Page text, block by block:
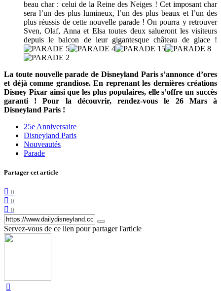
beau char : celui de la Reine des Neiges ! Cet imposant char
sera l’un des plus lumineux, l’un des plus beaux et l’un des
plus réussis de cette nouvelle parade ! On pourra y retrouver
Sven, Olaf, Anna et Elsa toutes deux salueront les visiteurs
depuis le balcon de leur gigantesque château de glace !
La toute nouvelle parade de Disneyland Paris s’annonce d’ores
et déjà comme grandiose. En reprenant les dernières créations
Disney Pixar ainsi que les plus populaires, elle s’offre un succès
garanti ! Pour la découvrir, rendez-vous le 26 Mars à
Disneyland Paris !
25e Anniversaire
Disneyland Paris
Nouveautés
Parade
Partager cet article
0
0
0
Servez-vous de ce lien pour partager l'article